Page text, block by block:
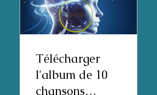
Télécharger
l'album de 10
chansons